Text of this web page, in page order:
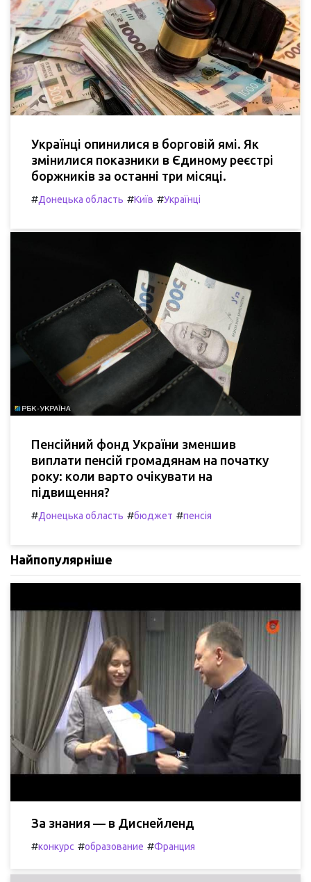
Українці опинилися в борговій ямі. Як
змінилися показники в Єдиному реєстрі
боржників за останні три місяці.
#Донецька область #Київ #Українці
Пенсійний фонд України зменшив
виплати пенсій громадянам на початку
року: коли варто очікувати на
підвищення?
#Донецька область #бюджет #пенсія
Найпопулярніше
За знания — в Диснейленд
#конкурс #образование #Франция